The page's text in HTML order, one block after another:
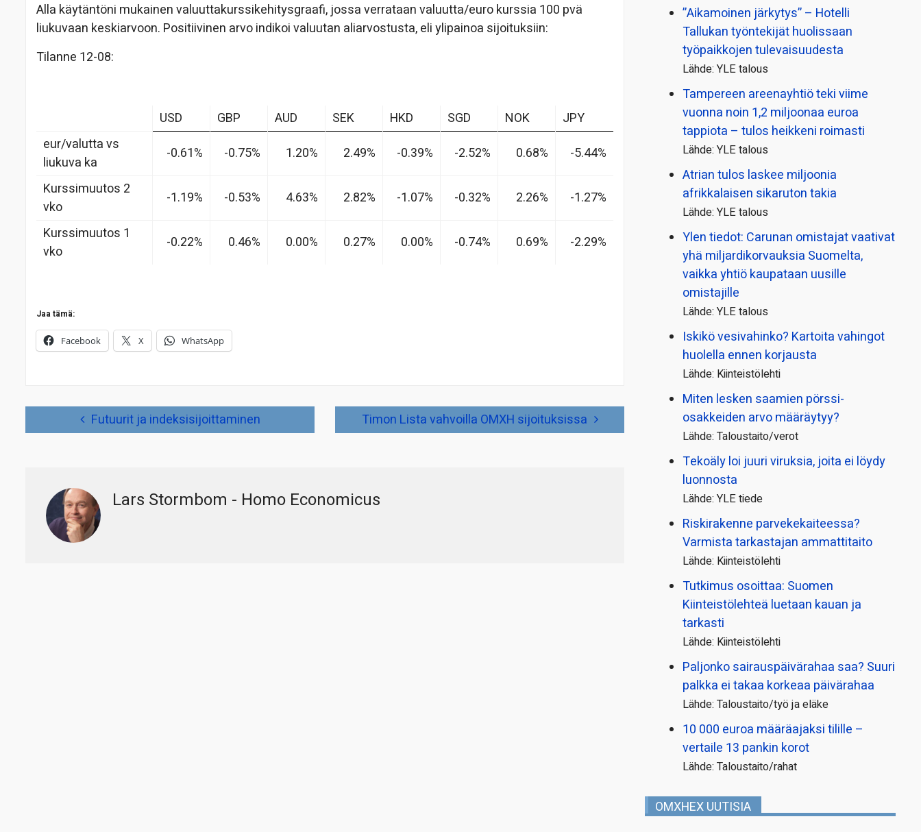
Alla käytäntöni mukainen valuuttakurssikehitysgraafi, jossa verrataan valuutta/euro kurssia 100 pvä
liukuvaan keskiarvoon. Positiivinen arvo indikoi valuutan aliarvostusta, eli ylipainoa sijoituksiin:
Tilanne 12-08:
USD GBP AUD SEK HKD SGD NOK
JPY
eur/valutta vs
liukuva ka
-0.61% -0.75% 1.20% 2.49% -0.39% -2.52% 0.68%
-5.44%
Kurssimuutos 2
vko
-1.19% -0.53% 4.63% 2.82% -1.07% -0.32% 2.26%
-1.27%
Kurssimuutos 1
vko
-0.22% 0.46% 0.00% 0.27% 0.00% -0.74% 0.69% -2.29%
Jaa tämä:
Facebook X WhatsApp
Futuurit ja indeksisijoittaminen Timon Lista vahvoilla OMXH sijoituksissa
Lars Stormbom - Homo Economicus
”Aikamoinen järkytys” – Hotelli
Tallukan työntekijät huolissaan
työpaikkojen tulevaisuudesta
Lähde: YLE talous
Tampereen areenayhtiö teki viime
vuonna noin 1,2 miljoonaa euroa
tappiota – tulos heikkeni roimasti
Lähde: YLE talous
Atrian tulos laskee miljoonia
afrikkalaisen sikaruton takia
Lähde: YLE talous
Ylen tiedot: Carunan omistajat vaativat
yhä miljardi­korvauksia Suomelta,
vaikka yhtiö kaupataan uusille
omistajille
Lähde: YLE talous
Iskikö vesivahinko? Kartoita vahingot
huolella ennen korjausta
Lähde: Kiinteistölehti
Miten lesken saamien pörssi­
osakkeiden arvo määräytyy?
Lähde: Taloustaito/verot
Tekoäly loi juuri viruksia, joita ei löydy
luonnosta
Lähde: YLE tiede
Riskirakenne parvekekaiteessa?
Varmista tarkastajan ammattitaito
Lähde: Kiinteistölehti
Tutkimus osoittaa: Suomen
Kiinteistölehteä luetaan kauan ja
tarkasti
Lähde: Kiinteistölehti
Paljonko sairauspäivä­rahaa saa? Suuri
palkka ei takaa korkeaa päivärahaa
Lähde: Taloustaito/työ ja eläke
10 000 euroa määräajaksi tilille –
vertaile 13 pankin korot
Lähde: Taloustaito/rahat
OMXHEX UUTISIA